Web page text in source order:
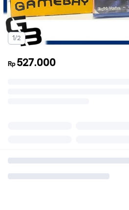
1/2
Rp 527.000